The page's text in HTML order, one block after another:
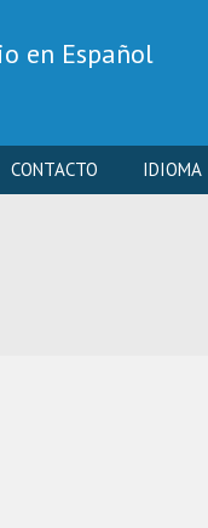
Skip
CONTACTO IDIOMA